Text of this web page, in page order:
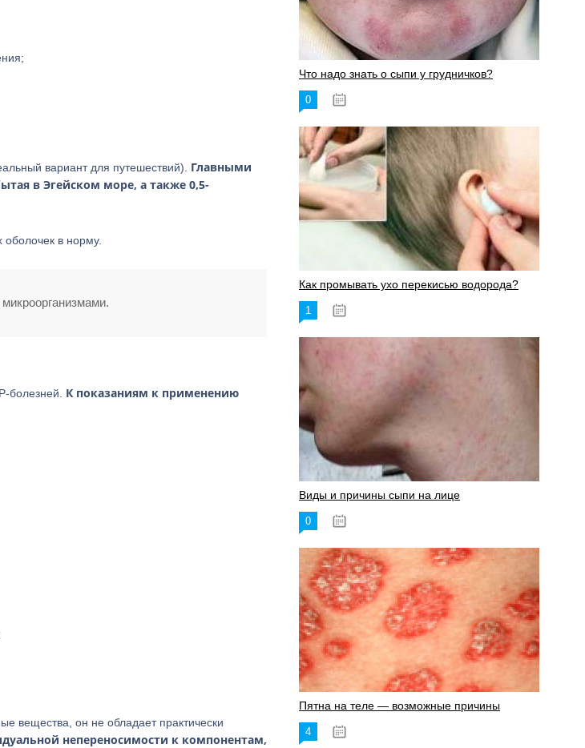
вариант для путешествий). Главными
в Эгейском море, а также 0,5-
в норму.
болезней. К показаниям к применению
вещества, он не обладает практически
непереносимости к компонентам,
Что надо знать о сыпи у грудничков?
0
Как промывать ухо перекисью водорода?
1
Виды и причины сыпи на лице
0
Пятна на теле — возможные причины
4